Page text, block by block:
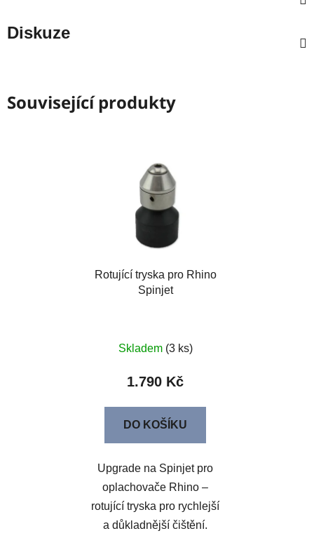
Diskuze
Související produkty
Rotující tryska pro Rhino
Spinjet
Skladem (3 ks)
1.790 Kč
DO KOŠÍKU
Upgrade na Spinjet pro
oplachovače Rhino –
rotující tryska pro rychlejší
a důkladnější čištění.